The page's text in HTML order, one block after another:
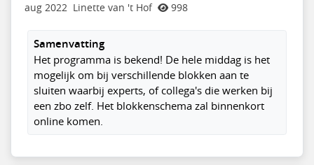
aug 2022 Linette van 't Hof 998
Samenvatting
Het programma is bekend! De hele middag is het
mogelijk om bij verschillende blokken aan te
sluiten waarbij experts, of collega's die werken bij
een zbo zelf. Het blokkenschema zal binnenkort
online komen.